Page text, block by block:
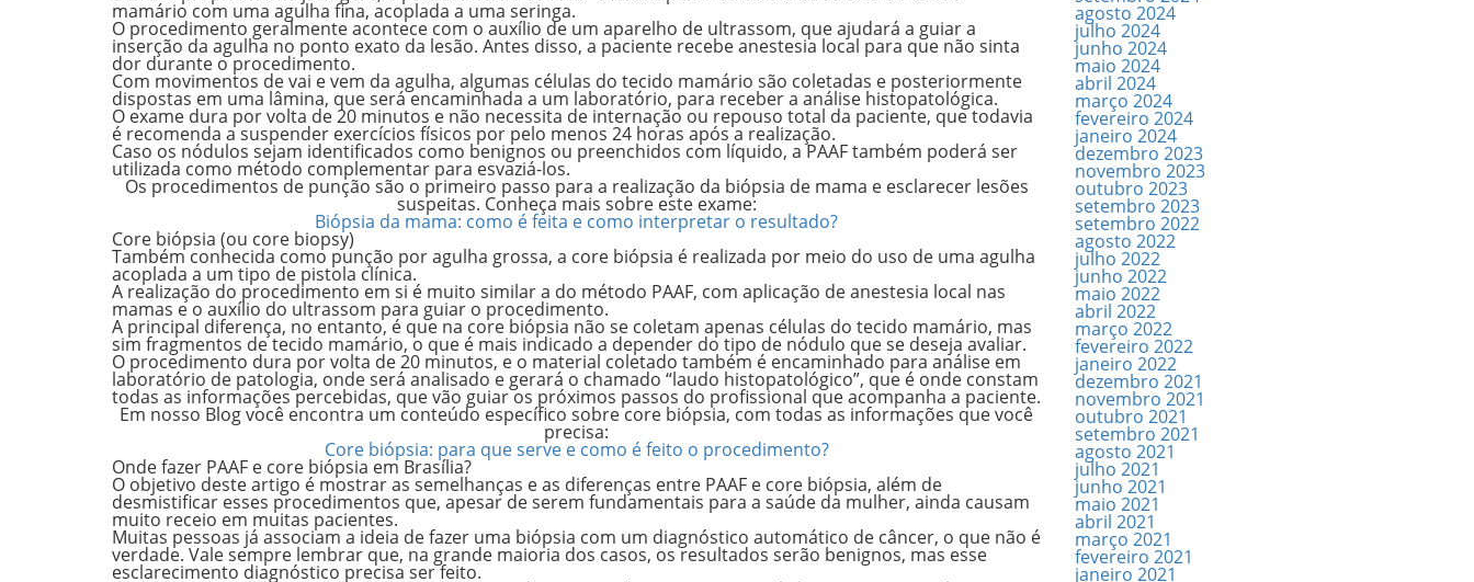
mamário com uma agulha fina, acoplada a uma seringa.
O procedimento geralmente acontece com o auxílio de um aparelho de ultrassom, que ajudará a guiar a
inserção da agulha no ponto exato da lesão. Antes disso, a paciente recebe anestesia local para que não sinta
dor durante o procedimento.
Com movimentos de vai e vem da agulha, algumas células do tecido mamário são coletadas e posteriormente
dispostas em uma lâmina, que será encaminhada a um laboratório, para receber a análise histopatológica.
O exame dura por volta de20 minutos e não necessita de internação ou repouso total da paciente, que todavia
é recomenda a suspender exercícios físicos por pelo menos 24 horas após a realização.
Caso os nódulos sejam identificados como benignos ou preenchidos com líquido, a PAAF também poderá ser
utilizada como método complementar para esvaziá-los.
Os procedimentos de punção são o primeiro passo para a realização da biópsia de mama e esclarecer lesões
suspeitas. Conheça mais sobre este exame:
Biópsia da mama: como é feita e como interpretar o resultado?
Core biópsia (ou core biopsy)
Também conhecida como punção por agulha grossa, a core biópsia é realizada por meio do uso de uma agulha
acoplada a um tipo de pistola clínica.
A realização do procedimento em si é muito similar a do método PAAF, com aplicação de anestesia local nas
mamas e o auxílio do ultrassom para guiar o procedimento.
A principal diferença, no entanto, é que na core biópsia não se coletam apenas células do tecido mamário, mas
sim fragmentos de tecido mamário, o que é mais indicado a depender do tipo de nódulo que se deseja avaliar.
O procedimento dura por volta de 20 minutos, e o material coletado também é encaminhado para análise em
laboratório de patologia, onde será analisado e gerará o chamado “laudo histopatológico”, que é onde constam
todas as informações percebidas, que vão guiar os próximos passos do profissional que acompanha a paciente.
Em nosso Blog você encontra um conteúdo específico sobre core biópsia, com todas as informações que você
precisa:
Core biópsia: para que serve e como é feito o procedimento?
Onde fazer PAAF e core biópsia em Brasília?
O objetivo deste artigo é mostrar as semelhanças e as diferenças entre PAAF e core biópsia, além de
desmistificar esses procedimentos que, apesar de serem fundamentais para a saúde da mulher, ainda causam
muito receio em muitas pacientes.
Muitas pessoas já associam a ideia de fazer uma biópsia com um diagnóstico automático de câncer, o que não é
verdade. Vale sempre lembrar que, na grande maioria dos casos, os resultados serão benignos, mas esse
esclarecimento diagnóstico precisa ser feito.
agosto 2024
julho 2024
junho 2024
maio 2024
abril 2024
março 2024
fevereiro 2024
janeiro 2024
dezembro 2023
novembro 2023
outubro 2023
setembro 2023
setembro 2022
agosto 2022
julho 2022
junho 2022
maio 2022
abril 2022
março 2022
fevereiro 2022
janeiro 2022
dezembro 2021
novembro 2021
outubro 2021
setembro 2021
agosto 2021
julho 2021
junho 2021
maio 2021
abril 2021
março 2021
fevereiro 2021
janeiro 2021